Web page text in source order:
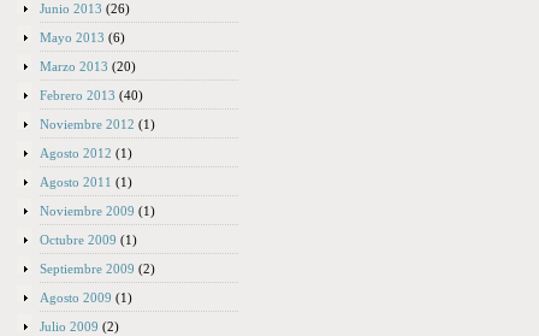
Junio 2013 (26)
Mayo 2013 (6)
Marzo 2013 (20)
Febrero 2013 (40)
Noviembre 2012 (1)
Agosto 2012 (1)
Agosto 2011 (1)
Noviembre 2009 (1)
Octubre 2009 (1)
Septiembre 2009 (2)
Agosto 2009 (1)
Julio 2009 (2)